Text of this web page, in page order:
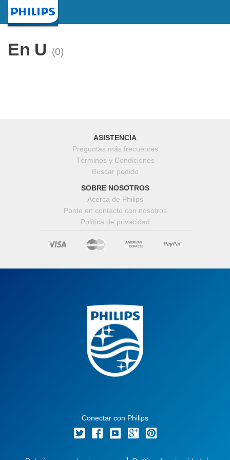
En U (0)
ASISTENCIA
Preguntas más frecuentes
Términos y Condiciones
Buscar pedido
SOBRE NOSOTROS
Acerca de Philips
Ponte en contacto con nosotros
Política de privacidad
Conectar con Philips